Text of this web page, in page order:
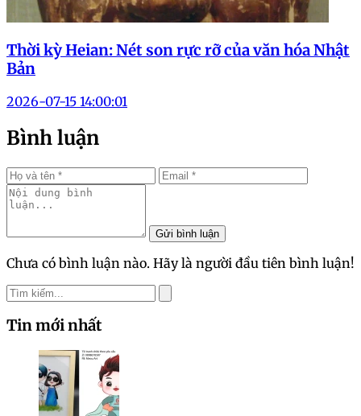
Thời kỳ Heian: Nét son rực rỡ của văn hóa Nhật
Bản
2026-07-15 14:00:01
Bình luận
Gửi bình luận
Chưa có bình luận nào. Hãy là người đầu tiên bình luận!
Tin mới nhất